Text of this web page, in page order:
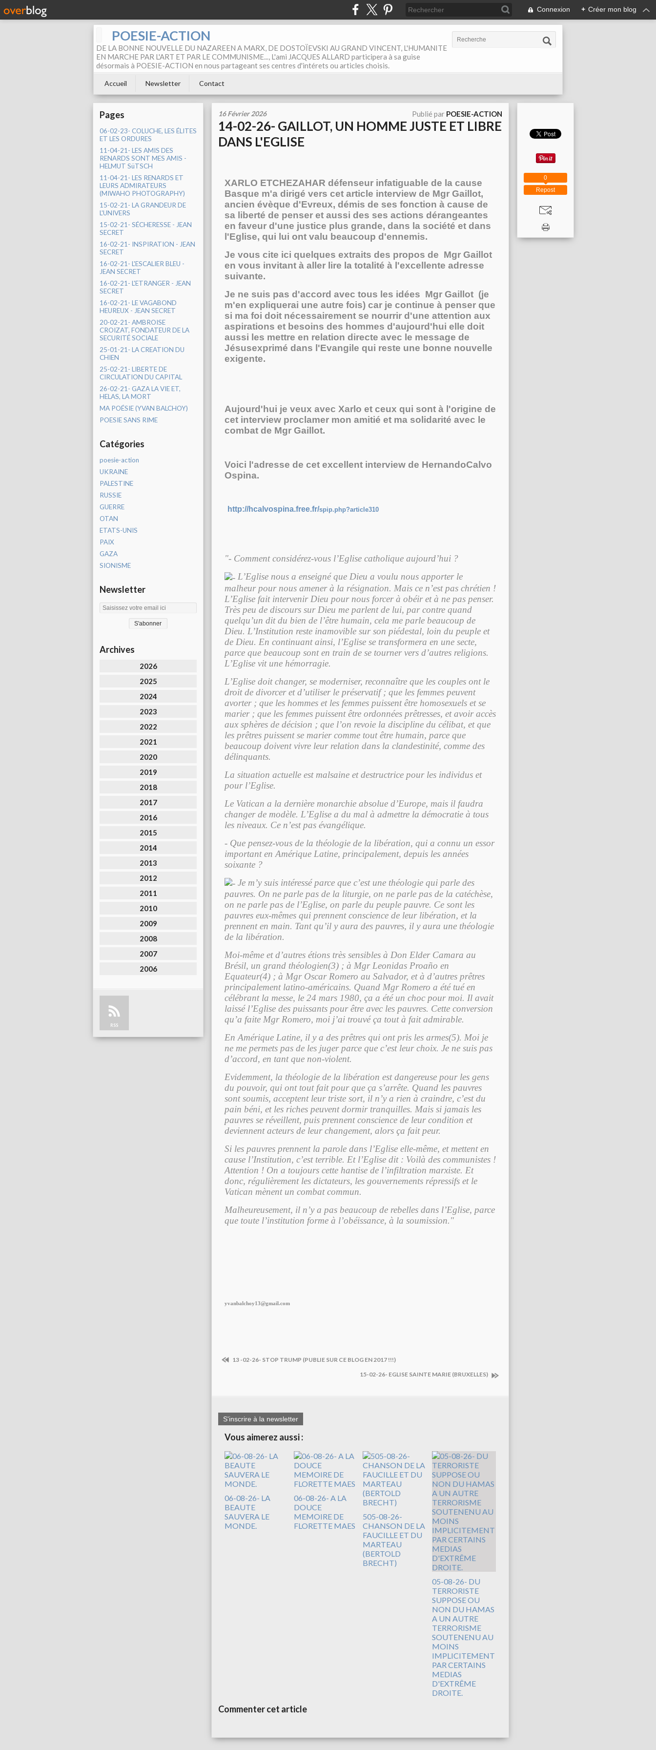
Connexion + Créer mon blog
POESIE-ACTION
DE LA BONNE NOUVELLE DU NAZAREEN A MARX, DE DOSTOÏEVSKI AU GRAND VINCENT, L'HUMANITE
EN MARCHE PAR L'ART ET PAR LE COMMUNISME..., L'ami JACQUES ALLARD participera à sa guise
désormais à POESIE-ACTION en nous partageant ses centres d'intérets ou articles choisis.
Accueil Newsletter Contact
Pages
06-02-23- COLUCHE, LES ÉLITES
ET LES ORDURES
11-04-21- LES AMIS DES
RENARDS SONT MES AMIS -
HELMUT SüTSCH
11-04-21- LES RENARDS ET
LEURS ADMIRATEURS
(MIWAHO PHOTOGRAPHY)
15-02-21- LA GRANDEUR DE
L'UNIVERS
15-02-21- SÉCHERESSE - JEAN
SECRET
16-02-21- INSPIRATION - JEAN
SECRET
16-02-21- L'ESCALIER BLEU -
JEAN SECRET
16-02-21- L'ETRANGER - JEAN
SECRET
16-02-21- LE VAGABOND
HEUREUX - JEAN SECRET
20-02-21- AMBROISE
CROIZAT, FONDATEUR DE LA
SECURITÉ SOCIALE
25-01-21- LA CREATION DU
CHIEN
25-02-21- LIBERTE DE
CIRCULATION DU CAPITAL
26-02-21- GAZA LA VIE ET,
HELAS, LA MORT
MA POÉSIE (YVAN BALCHOY)
POESIE SANS RIME
Catégories
poesie-action
UKRAINE
PALESTINE
RUSSIE
GUERRE
OTAN
ETATS-UNIS
PAIX
GAZA
SIONISME
Newsletter
Archives
2026
2025
2024
2023
2022
2021
2020
2019
2018
2017
2016
2015
2014
2013
2012
2011
2010
2009
2008
2007
2006
RSS
16 Février 2026 Publié par POESIE-ACTION
14-02-26- GAILLOT, UN HOMME JUSTE ET LIBRE
DANS L'EGLISE
XARLO ETCHEZAHAR défenseur infatiguable de la cause
Basque m'a dirigé vers cet article interview de Mgr Gaillot,
ancien évèque d'Evreux, démis de ses fonction à cause de
sa liberté de penser et aussi des ses actions dérangeantes
en faveur d'une justice plus grande, dans la société et dans
l'Eglise, qui lui ont valu beaucoup d'ennemis.
Je vous cite ici quelques extraits des propos de Mgr Gaillot
en vous invitant à aller lire la totalité à l'excellente adresse
suivante.
Je ne suis pas d'accord avec tous les idées Mgr Gaillot (je
m'en expliquerai une autre fois) car je continue à penser que
si ma foi doit nécessairement se nourrir d'une attention aux
aspirations et besoins des hommes d'aujourd'hui elle doit
aussi les mettre en relation directe avec le message de
Jésusexprimé dans l'Evangile qui reste une bonne nouvelle
exigente.
Aujourd'hui je veux avec Xarlo et ceux qui sont à l'origine de
cet interview proclamer mon amitié et ma solidarité avec le
combat de Mgr Gaillot.
Voici l'adresse de cet excellent interview de HernandoCalvo
Ospina.
http://hcalvospina.free.fr/spip.php?article310
"- Comment considérez-vous l’Eglise catholique aujourd’hui ?
L’Eglise nous a enseigné que Dieu a voulu nous apporter le
malheur pour nous amener à la résignation. Mais ce n’est pas chrétien !
L’Eglise fait intervenir Dieu pour nous forcer à obéir et à ne pas penser.
Très peu de discours sur Dieu me parlent de lui, par contre quand
quelqu’un dit du bien de l’être humain, cela me parle beaucoup de
Dieu. L’Institution reste inamovible sur son piédestal, loin du peuple et
de Dieu. En continuant ainsi, l’Eglise se transformera en une secte,
parce que beaucoup sont en train de se tourner vers d’autres religions.
L’Eglise vit une hémorragie.
L’Eglise doit changer, se moderniser, reconnaître que les couples ont le
droit de divorcer et d’utiliser le préservatif ; que les femmes peuvent
avorter ; que les hommes et les femmes puissent être homosexuels et se
marier ; que les femmes puissent être ordonnées prêtresses, et avoir accès
aux sphères de décision ; que l’on revoie la discipline du célibat, et que
les prêtres puissent se marier comme tout être humain, parce que
beaucoup doivent vivre leur relation dans la clandestinité, comme des
délinquants.
La situation actuelle est malsaine et destructrice pour les individus et
pour l’Eglise.
Le Vatican a la dernière monarchie absolue d’Europe, mais il faudra
changer de modèle. L’Eglise a du mal à admettre la démocratie à tous
les niveaux. Ce n’est pas évangélique.
- Que pensez-vous de la théologie de la libération, qui a connu un essor
important en Amérique Latine, principalement, depuis les années
soixante ?
Je m’y suis intéressé parce que c’est une théologie qui parle des
pauvres. On ne parle pas de la liturgie, on ne parle pas de la catéchèse,
on ne parle pas de l’Eglise, on parle du peuple pauvre. Ce sont les
pauvres eux-mêmes qui prennent conscience de leur libération, et la
prennent en main. Tant qu’il y aura des pauvres, il y aura une théologie
de la libération.
Moi-même et d’autres étions très sensibles à Don Elder Camara au
Brésil, un grand théologien(3) ; à Mgr Leonidas Proaño en
Equateur(4) ; à Mgr Oscar Romero au Salvador, et à d’autres prêtres
principalement latino-américains. Quand Mgr Romero a été tué en
célébrant la messe, le 24 mars 1980, ça a été un choc pour moi. Il avait
laissé l’Eglise des puissants pour être avec les pauvres. Cette conversion
qu’a faite Mgr Romero, moi j’ai trouvé ça tout à fait admirable.
En Amérique Latine, il y a des prêtres qui ont pris les armes(5). Moi je
ne me permets pas de les juger parce que c’est leur choix. Je ne suis pas
d’accord, en tant que non-violent.
Evidemment, la théologie de la libération est dangereuse pour les gens
du pouvoir, qui ont tout fait pour que ça s’arrête. Quand les pauvres
sont soumis, acceptent leur triste sort, il n’y a rien à craindre, c’est du
pain béni, et les riches peuvent dormir tranquilles. Mais si jamais les
pauvres se réveillent, puis prennent conscience de leur condition et
deviennent acteurs de leur changement, alors ça fait peur.
Si les pauvres prennent la parole dans l’Eglise elle-même, et mettent en
cause l’Institution, c’est terrible. Et l’Eglise dit : Voilà des communistes !
Attention ! On a toujours cette hantise de l’infiltration marxiste. Et
donc, régulièrement les dictateurs, les gouvernements répressifs et le
Vatican mènent un combat commun.
Malheureusement, il n’y a pas beaucoup de rebelles dans l’Eglise, parce
que toute l’institution forme à l’obéissance, à la soumission."
yvanbalchoy13@gmail.com
13 -02-26- STOP TRUMP (PUBLIE SUR CE BLOG EN 2017 !!!)
15-02-26- EGLISE SAINTE MARIE (BRUXELLES)
S'inscrire à la newsletter
Vous aimerez aussi :
06-08-26- LA
BEAUTE
SAUVERA LE
MONDE.
06-08-26- A LA
DOUCE
MEMOIRE DE
FLORETTE MAES
505-08-26-
CHANSON DE LA
FAUCILLE ET DU
MARTEAU
(BERTOLD
BRECHT)
05-08-26- DU
TERRORISTE
SUPPOSE OU
NON DU HAMAS
A UN AUTRE
TERRORISME
SOUTENENU AU
MOINS
IMPLICITEMENT
PAR CERTAINS
MEDIAS
D'EXTRÊME
DROITE.
Commenter cet article
Repost
0